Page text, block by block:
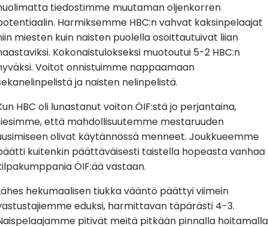
tiedostimme muutaman oljenkorren
Harmiksemme HBC:n vahvat kaksinpelaajat
miesten kuin naisten puolella osoittautuivat liian
Kokonaistulokseksi muotoutui 5-2 HBC:n
Voitot onnistuimme nappaamaan
ja naisten nelinpelistä.
HBC oli lunastanut voiton ÖIF:stä jo perjantaina,
että mahdollisuutemme mestaruuden
olivat käytännössä menneet. Joukkueemme
kuitenkin päättäväisesti taistella hopeasta vanhaa
ÖIF:ää vastaan.
hekumaalisen tiukka vääntö päättyi viimein
eduksi, harmittavan täpärästi 4-3.
pitivät meitä pitkään pinnalla hoitamalla